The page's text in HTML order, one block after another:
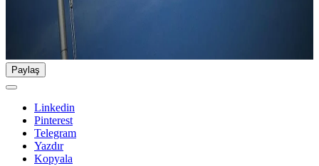
Paylaş
Linkedin
Pinterest
Telegram
Yazdır
Kopyala